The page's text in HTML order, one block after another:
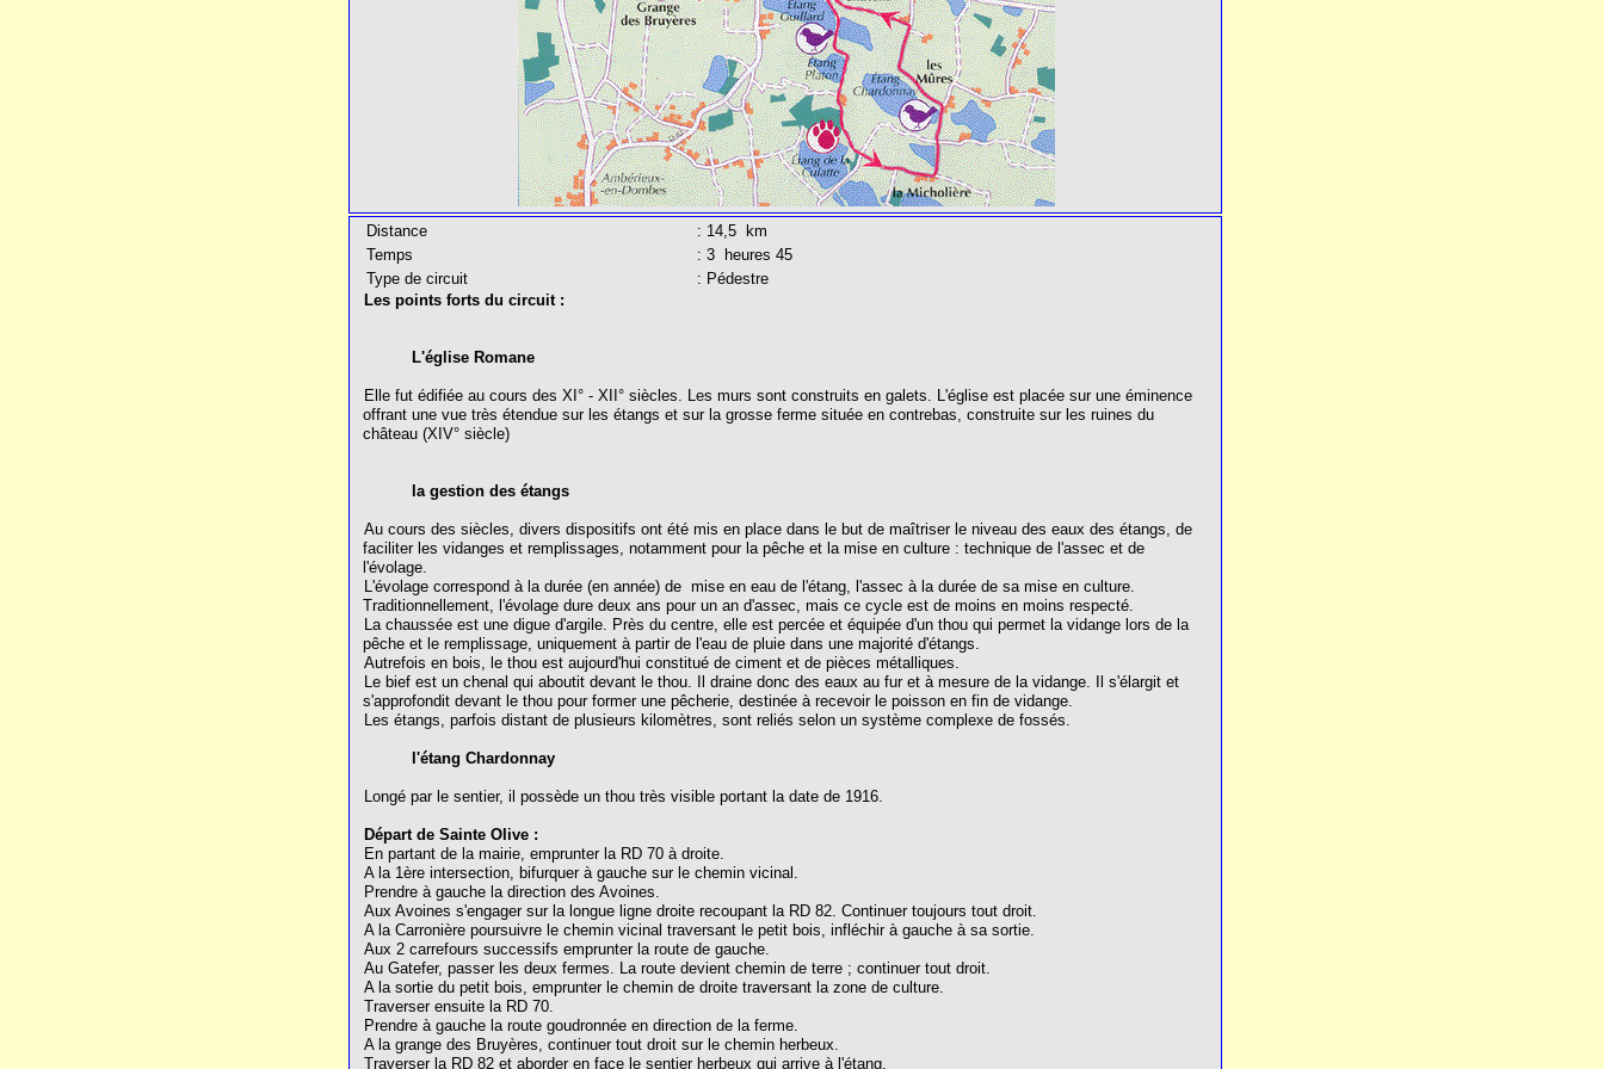
Distance
: 14,5 km
Temps
: 3 heures 45
Type de circuit
: Pédestre
Les points forts du circuit :
L'église Romane
Elle fut édifiée au cours des XI° - XII° siècles. Les murs sont construits en galets. L'église est placée sur une éminence
offrant une vue très étendue sur les étangs et sur la grosse ferme située en contrebas, construite sur les ruines du
château (XIV° siècle)
la gestion des étangs
Au cours des siècles, divers dispositifs ont été mis en place dans le but de maîtriser le niveau des eaux des étangs, de
faciliter les vidanges et remplissages, notamment pour la pêche et la mise en culture : technique de l'assec et de
l'évolage.
L'évolage correspond à la durée (en année) de mise en eau de l'étang, l'assec à la durée de sa mise en culture.
Traditionnellement, l'évolage dure deux ans pour un an d'assec, mais ce cycle est de moins en moins respecté.
La chaussée est une digue d'argile. Près du centre, elle est percée et équipée d'un thou qui permet la vidange lors de la
pêche et le remplissage, uniquement à partir de l'eau de pluie dans une majorité d'étangs.
Autrefois en bois, le thou est aujourd'hui constitué de ciment et de pièces métalliques.
Le bief est un chenal qui aboutit devant le thou. Il draine donc des eaux au fur et à mesure de la vidange. Il s'élargit et
s'approfondit devant le thou pour former une pêcherie, destinée à recevoir le poisson en fin de vidange.
Les étangs, parfois distant de plusieurs kilomètres, sont reliés selon un système complexe de fossés.
l'étang Chardonnay
Longé par le sentier, il possède un thou très visible portant la date de 1916.
Départ de Sainte Olive :
En partant de la mairie, emprunter la RD 70 à droite.
A la 1ère intersection, bifurquer à gauche sur le chemin vicinal.
Prendre à gauche la direction des Avoines.
Aux Avoines s'engager sur la longue ligne droite recoupant la RD 82. Continuer toujours tout droit.
A la Carronière poursuivre le chemin vicinal traversant le petit bois, infléchir à gauche à sa sortie.
Aux 2 carrefours successifs emprunter la route de gauche.
Au Gatefer, passer les deux fermes. La route devient chemin de terre ; continuer tout droit.
A la sortie du petit bois, emprunter le chemin de droite traversant la zone de culture.
Traverser ensuite la RD 70.
Prendre à gauche la route goudronnée en direction de la ferme.
A la grange des Bruyères, continuer tout droit sur le chemin herbeux.
Traverser la RD 82 et aborder en face le sentier herbeux qui arrive à l'étang.